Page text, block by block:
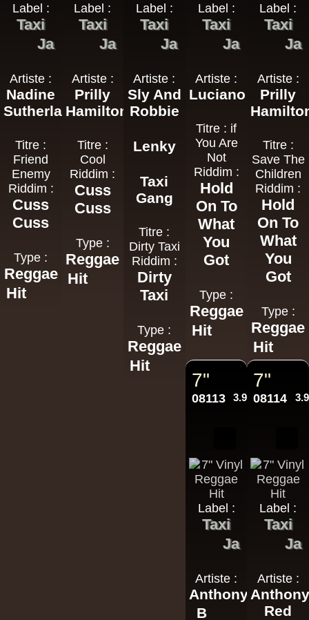
Label :
Taxi
Ja
Artiste :
Nadine
Sutherland
Titre :
Friend
Enemy
Riddim :
Cuss
Cuss
Type :
Reggae
Hit
Label :
Taxi
Ja
Artiste :
Prilly
Hamilton
Titre :
Cool
Riddim :
Cuss
Cuss
Type :
Reggae
Hit
Label :
Taxi
Ja
Artiste :
Sly And
Robbie
Lenky
Taxi
Gang
Titre :
Dirty Taxi
Riddim :
Dirty
Taxi
Type :
Reggae
Hit
Label :
Taxi
Ja
Artiste :
Luciano
Titre : if
You Are
Not
Riddim :
Hold
On To
What
You
Got
Type :
Reggae
Hit
Label :
Taxi
Ja
Artiste :
Prilly
Titre :
Save The
Children
Riddim :
Hold
On To
What
You
Got
Type :
Reggae
Hit
7"
08113 3.95€
Label :
Taxi
Ja
Artiste :
Anthony
B
7"
08114
Label :
Taxi
Ja
Artiste :
Red